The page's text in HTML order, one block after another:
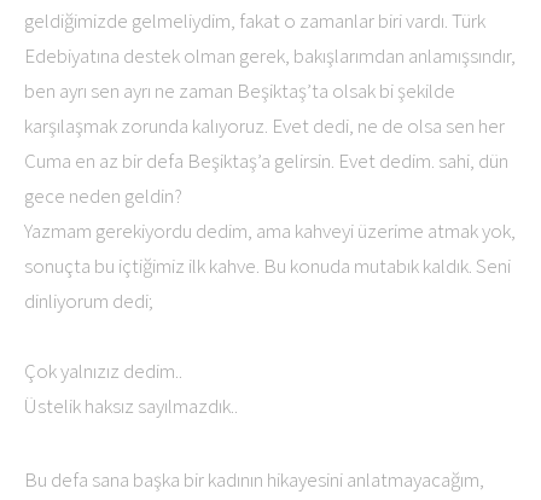
geldiğimizde gelmeliydim, fakat o zamanlar biri vardı. Türk
Edebiyatına destek olman gerek, bakışlarımdan anlamışsındır,
ben ayrı sen ayrı ne zaman Beşiktaş’ta olsak bi şekilde
karşılaşmak zorunda kalıyoruz. Evet dedi, ne de olsa sen her
Cuma en az bir defa Beşiktaş’a gelirsin. Evet dedim. sahi, dün
gece neden geldin?
Yazmam gerekiyordu dedim, ama kahveyi üzerime atmak yok,
sonuçta bu içtiğimiz ilk kahve. Bu konuda mutabık kaldık. Seni
dinliyorum dedi;
Çok yalnızız dedim..
Üstelik haksız sayılmazdık..
Bu defa sana başka bir kadının hikayesini anlatmayacağım,